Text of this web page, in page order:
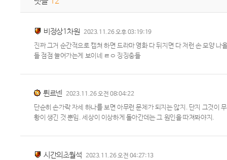
비정상1차원 2023.11.26 오후 03:19:19
진짜 그거 순간적으로 캡쳐 하면 드라마 영화 다 뒤지면 다 저런 손 모양
들 점점 늘어가는게 보이네 ㄹㅇ 징징충들
륀르넨 2023.11.26 오전 08:04:22
단순히 손가락 자세 하나를 보면 아무런 문제가 되지는 않지. 단지 그것이
황이 생긴 것 뿐임. 세상이 이상하게 돌아간데는 그 원인을 따져봐야지.
시간의초월석 2023.11.26 오전 04:27:13